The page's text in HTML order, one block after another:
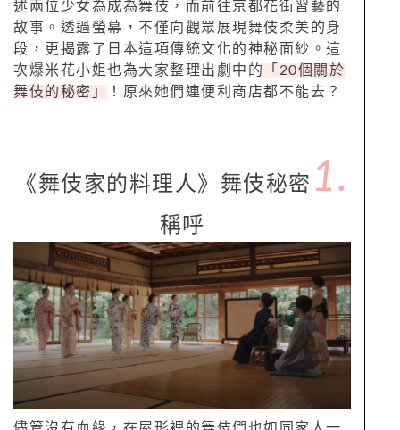
述兩位少女為成為舞伎，而前往京都花街習藝的
故事。透過螢幕，不僅向觀眾展現舞伎柔美的身
段，更揭露了日本這項傳統文化的神秘面紗。這
次爆米花小姐也為大家整理出劇中的
「20個關於
舞伎的秘密」
！原來她們連便利商店都不能去？
《舞伎家的料理人》舞伎秘密 1.
稱呼